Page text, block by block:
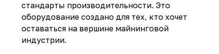
стандарты производительности. Это
оборудование создано для тех, кто хочет
оставаться на вершине майнинговой
индустрии.